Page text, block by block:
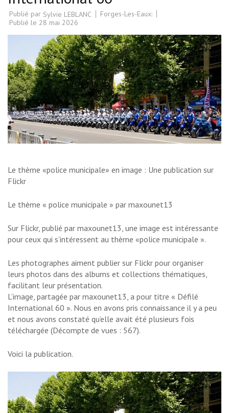
Publié par Sylvie LEBLANC
Forges-Les-Eaux:
Publié le 28 mai 2026
Le thème «police municipale» en image : Une publication sur
Flickr
Le thème « police municipale » par maxounet13
Sur Flickr, publié par maxounet13, une image est intéressante
pour ceux qui s’intéressent au thème «police municipale ».
Les photographes aiment publier sur Flickr pour organiser
leurs photos dans des albums et collections thématiques,
facilitant leur présentation.
L’image, partagée par maxounet13, a pour titre « Défilé
International 60 ». Nous en avons pris connaissance il y a peu
et nous avons constaté qu’elle avait été plusieurs fois
téléchargée (Décompte de vues : 567).
Voici la publication.